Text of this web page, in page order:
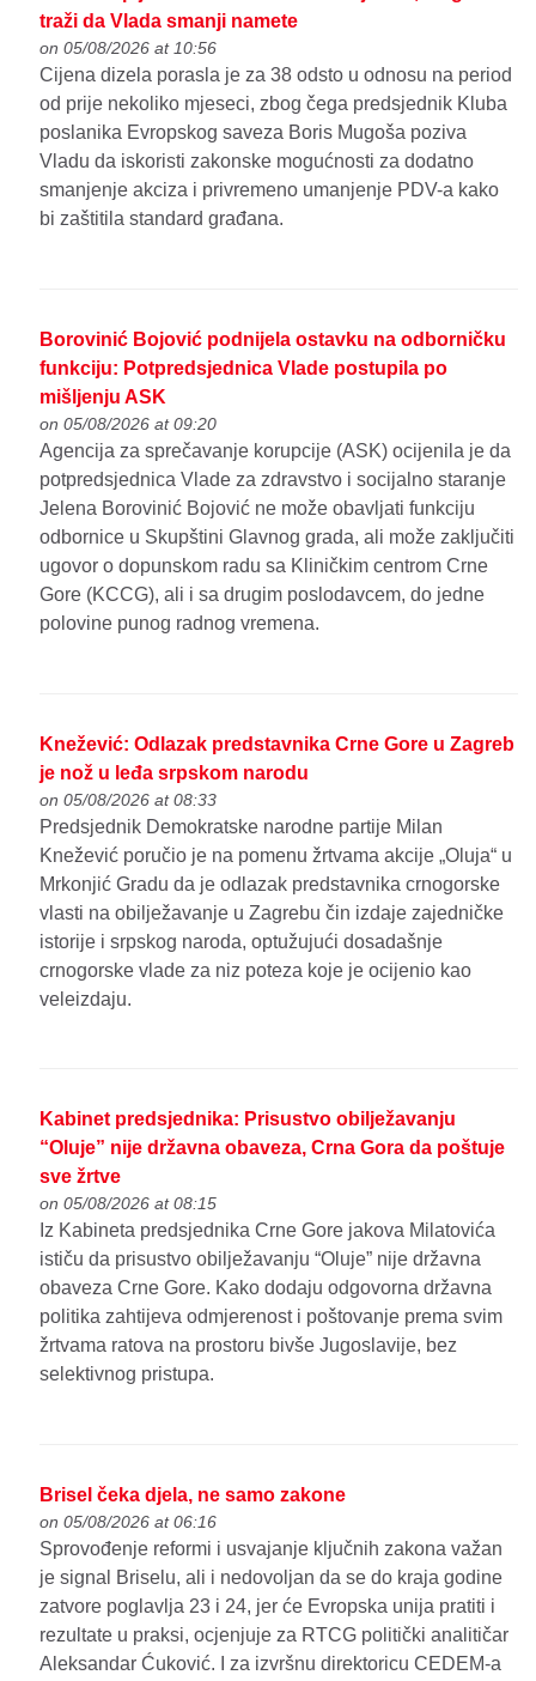
traži da Vlada smanji namete
on 05/08/2026 at 10:56
Cijena dizela porasla je za 38 odsto u odnosu na period
od prije nekoliko mjeseci, zbog čega predsjednik Kluba
poslanika Evropskog saveza Boris Mugoša poziva
Vladu da iskoristi zakonske mogućnosti za dodatno
smanjenje akciza i privremeno umanjenje PDV-a kako
bi zaštitila standard građana.
Borovinić Bojović podnijela ostavku na odborničku
funkciju: Potpredsjednica Vlade postupila po
mišljenju ASK
on 05/08/2026 at 09:20
Agencija za sprečavanje korupcije (ASK) ocijenila je da
potpredsjednica Vlade za zdravstvo i socijalno staranje
Jelena Borovinić Bojović ne može obavljati funkciju
odbornice u Skupštini Glavnog grada, ali može zaključiti
ugovor o dopunskom radu sa Kliničkim centrom Crne
Gore (KCCG), ali i sa drugim poslodavcem, do jedne
polovine punog radnog vremena.
Knežević: Odlazak predstavnika Crne Gore u Zagreb
je nož u leđa srpskom narodu
on 05/08/2026 at 08:33
Predsjednik Demokratske narodne partije Milan
Knežević poručio je na pomenu žrtvama akcije „Oluja“ u
Mrkonjić Gradu da je odlazak predstavnika crnogorske
vlasti na obilježavanje u Zagrebu čin izdaje zajedničke
istorije i srpskog naroda, optužujući dosadašnje
crnogorske vlade za niz poteza koje je ocijenio kao
veleizdaju.
Kabinet predsjednika: Prisustvo obilježavanju
“Oluje” nije državna obaveza, Crna Gora da poštuje
sve žrtve
on 05/08/2026 at 08:15
Iz Kabineta predsjednika Crne Gore jakova Milatovića
ističu da prisustvo obilježavanju “Oluje” nije državna
obaveza Crne Gore. Kako dodaju odgovorna državna
politika zahtijeva odmjerenost i poštovanje prema svim
žrtvama ratova na prostoru bivše Jugoslavije, bez
selektivnog pristupa.
Brisel čeka djela, ne samo zakone
on 05/08/2026 at 06:16
Sprovođenje reformi i usvajanje ključnih zakona važan
je signal Briselu, ali i nedovoljan da se do kraja godine
zatvore poglavlja 23 i 24, jer će Evropska unija pratiti i
rezultate u praksi, ocjenjuje za RTCG politički analitičar
Aleksandar Ćuković. I za izvršnu direktoricu CEDEM-a